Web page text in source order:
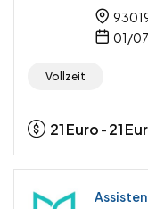
01/
Vollzeit
21Euro - 21